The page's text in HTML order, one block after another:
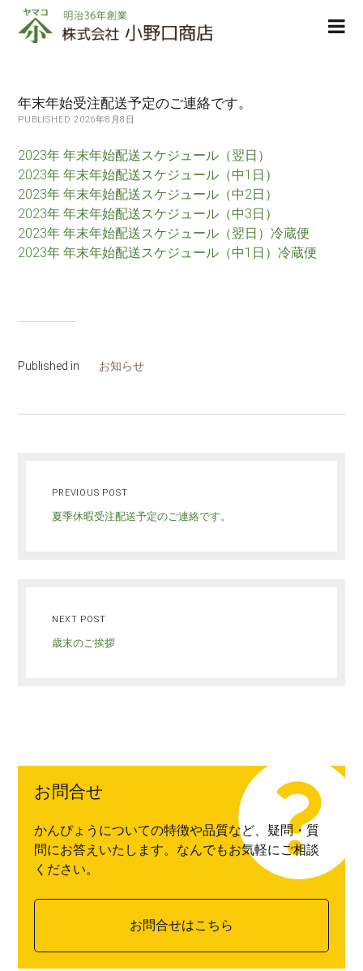
株
式
小
野
商
店
年末年始受注配送予定のご連絡です。
PUBLISHED 2026年8月8日
2023年 年末年始配送スケジュール（翌日）
2023年 年末年始配送スケジュール（中1日）
2023年 年末年始配送スケジュール（中2日）
2023年 年末年始配送スケジュール（中3日）
2023年 年末年始配送スケジュール（翌日）冷蔵便
2023年 年末年始配送スケジュール（中1日）冷蔵便
Published in お知らせ
PREVIOUS POST
夏季休暇受注配送予定のご連絡です。
NEXT POST
歳末のご挨拶
お問合せ
かんぴょうについての特徴や品質など、疑問・質
問にお答えいたします。なんでもお気軽にご相談
ください。
お問合せはこちら